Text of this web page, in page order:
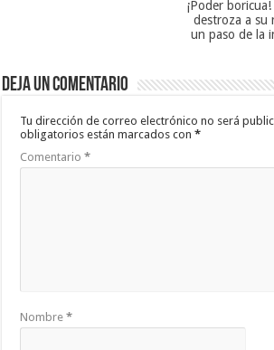
¡Poder
destroza a su
un paso de la
Deja un comentario
Tu dirección de correo electrónico no será
obligatorios están marcados con*
Comentario*
Nombre*